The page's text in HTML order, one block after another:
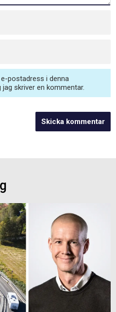
postadress i denna
skriver en kommentar.